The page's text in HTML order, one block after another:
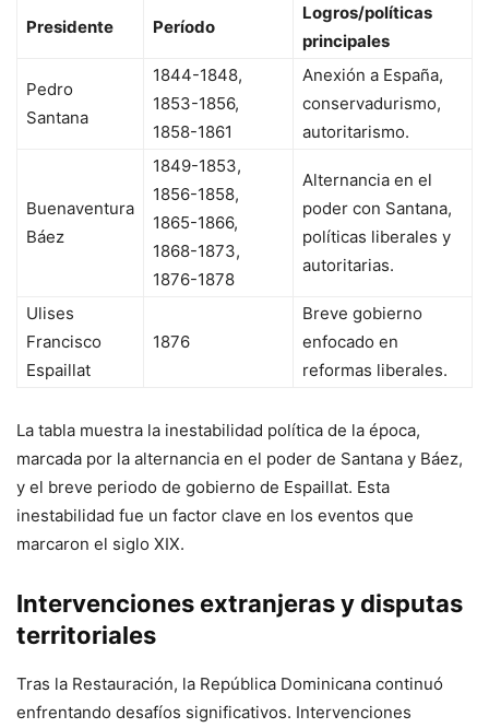
Presidente Período
Logros/políticas
principales
Pedro
Santana
1844-1848,
1853-1856,
1858-1861
Anexión a España,
conservadurismo,
autoritarismo.
Buenaventura
Báez
1849-1853,
1856-1858,
1865-1866,
1868-1873,
1876-1878
Alternancia en el
poder con Santana,
políticas liberales y
autoritarias.
Ulises
Francisco
Espaillat
1876
Breve gobierno
enfocado en
reformas liberales.
La tabla muestra la inestabilidad política de la época,
marcada por la alternancia en el poder de Santana y Báez,
y el breve periodo de gobierno de Espaillat. Esta
inestabilidad fue un factor clave en los eventos que
marcaron el siglo XIX.
Intervenciones extranjeras y disputas
territoriales
Tras la Restauración, la República Dominicana continuó
enfrentando desafíos significativos. Intervenciones